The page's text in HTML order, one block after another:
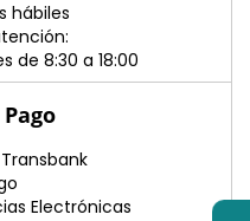
hábiles
de 8:30 a 18:00
Electrónicas